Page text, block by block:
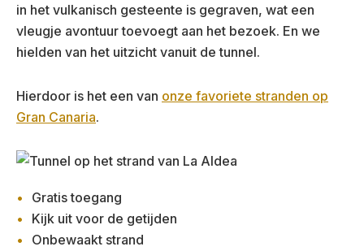
in het vulkanisch gesteente is gegraven, wat een
vleugje avontuur toevoegt aan het bezoek. En we
hielden van het uitzicht vanuit de tunnel.
Hierdoor is het een van onze favoriete stranden op
Gran Canaria.
Gratis toegang
Kijk uit voor de getijden
Onbewaakt strand